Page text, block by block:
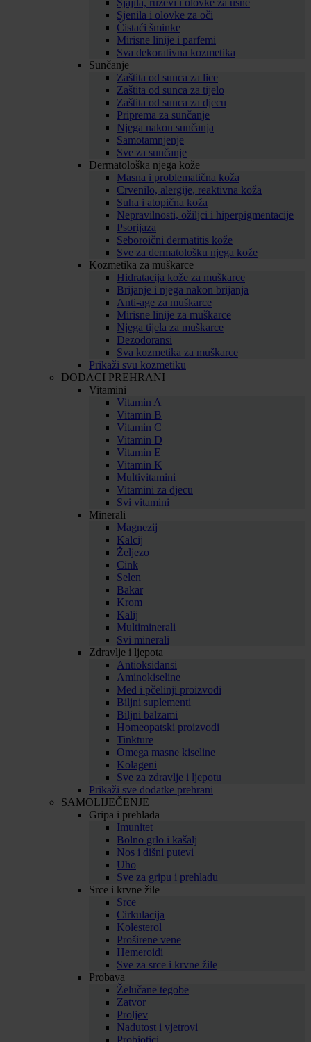
Sjajila, ruževi i olovke za usne
Sjenila i olovke za oči
Čistaći šminke
Mirisne linije i parfemi
Sva dekorativna kozmetika
Sunčanje
Zaštita od sunca za lice
Zaštita od sunca za tijelo
Zaštita od sunca za djecu
Priprema za sunčanje
Njega nakon sunčanja
Samotamnjenje
Sve za sunčanje
Dermatološka njega kože
Masna i problematična koža
Crvenilo, alergije, reaktivna koža
Suha i atopična koža
Nepravilnosti, ožiljci i hiperpigmentacije
Psorijaza
Seboroični dermatitis kože
Sve za dermatološku njega kože
Kozmetika za muškarce
Hidratacija kože za muškarce
Brijanje i njega nakon brijanja
Anti-age za muškarce
Mirisne linije za muškarce
Njega tijela za muškarce
Dezodoransi
Sva kozmetika za muškarce
Prikaži svu kozmetiku
DODACI PREHRANI
Vitamini
Vitamin A
Vitamin B
Vitamin C
Vitamin D
Vitamin E
Vitamin K
Multivitamini
Vitamini za djecu
Svi vitamini
Minerali
Magnezij
Kalcij
Željezo
Cink
Selen
Bakar
Krom
Kalij
Multiminerali
Svi minerali
Zdravlje i ljepota
Antioksidansi
Aminokiseline
Med i pčelinji proizvodi
Biljni suplementi
Biljni balzami
Homeopatski proizvodi
Tinkture
Omega masne kiseline
Kolageni
Sve za zdravlje i ljepotu
Prikaži sve dodatke prehrani
SAMOLIJEČENJE
Gripa i prehlada
Imunitet
Bolno grlo i kašalj
Nos i dišni putevi
Uho
Sve za gripu i prehladu
Srce i krvne žile
Srce
Cirkulacija
Kolesterol
Proširene vene
Hemeroidi
Sve za srce i krvne žile
Probava
Želučane tegobe
Zatvor
Proljev
Nadutost i vjetrovi
Probiotici